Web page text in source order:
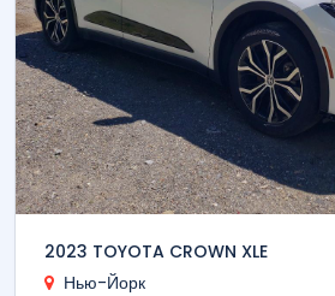
2023 TOYOTA CROWN XLE
Нью-Йорк